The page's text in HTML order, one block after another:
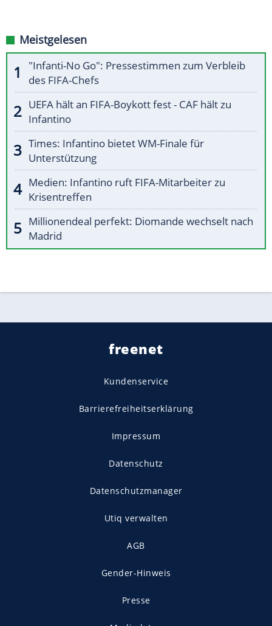
Meistgelesen
"Infanti-No Go": Pressestimmen zum Verbleib
des FIFA-Chefs
UEFA hält an FIFA-Boykott fest - CAF hält zu
Infantino
Times: Infantino bietet WM-Finale für
Unterstützung
Medien: Infantino ruft FIFA-Mitarbeiter zu
Krisentreffen
Millionendeal perfekt: Diomande wechselt nach
Madrid
freenet
Kundenservice
Barrierefreiheitserklärung
Impressum
Datenschutz
Datenschutzmanager
Utiq verwalten
AGB
Gender-Hinweis
Presse